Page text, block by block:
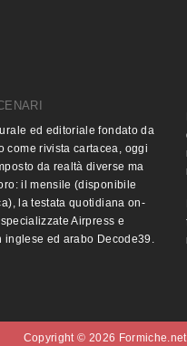
ed editoriale fondato da
come rivista cartacea, oggi
da realtà diverse ma
il mensile (disponibile
la testata quotidiana on-
Airpress e
ed arabo Decode39.
Copyright © 2026